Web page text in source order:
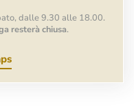
dalle 9.30 alle 18.00.
resterà chiusa.